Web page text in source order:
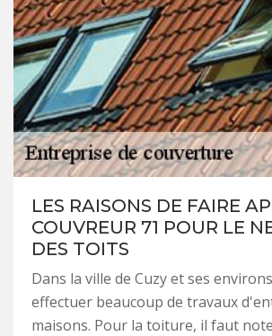
LES RAISONS DE FAIRE
COUVREUR 71 POUR LE
DES TOITS
Dans la ville de Cuzy et ses
effectuer beaucoup de travaux
maisons. Pour la toiture, il faut